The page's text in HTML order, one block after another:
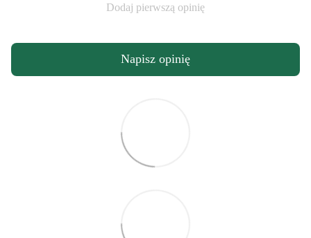
Dodaj pierwszą opinię
Napisz opinię